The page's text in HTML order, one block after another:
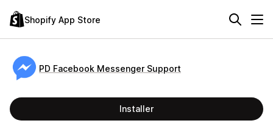
Shopify App Store
PD Facebook Messenger Support
Installer